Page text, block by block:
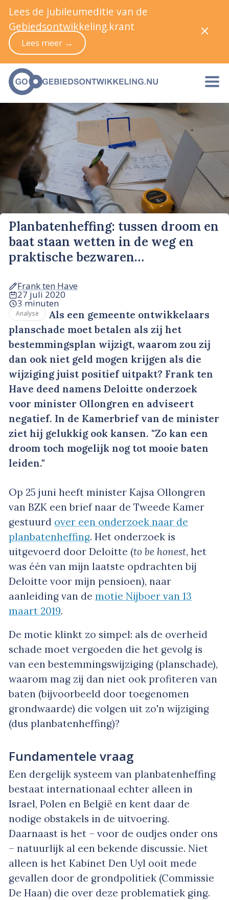
Planbatenheffing: tussen droom en
baat staan wetten in de weg en
praktische bezwaren…
Frank ten Have
27 juli 2020
3 minuten
Analyse
Als een gemeente ontwikkelaars
planschade moet betalen als zij het
bestemmingsplan wijzigt, waarom zou zij
dan ook niet geld mogen krijgen als die
wijziging juist positief uitpakt? Frank ten
Have deed namens Deloitte onderzoek
voor minister Ollongren en adviseert
negatief. In de Kamerbrief van de minister
ziet hij gelukkig ook kansen. "Zo kan een
droom toch mogelijk nog tot mooie baten
leiden."
Op 25 juni heeft minister Kajsa Ollongren
van BZK een brief naar de Tweede Kamer
gestuurd over een onderzoek naar de
planbatenheffing. Het onderzoek is
uitgevoerd door Deloitte (to be honest, het
was één van mijn laatste opdrachten bij
Deloitte voor mijn pensioen), naar
aanleiding van de motie Nijboer van 13
maart 2019.
De motie klinkt zo simpel: als de overheid
schade moet vergoeden die het gevolg is
van een bestemmingswijziging (planschade),
waarom mag zij dan niet ook profiteren van
baten (bijvoorbeeld door toegenomen
grondwaarde) die volgen uit zo'n wijziging
(dus planbatenheffing)?
Fundamentele vraag
Een dergelijk systeem van planbatenheffing
bestaat internationaal echter alleen in
Israel, Polen en België en kent daar de
nodige obstakels in de uitvoering.
Daarnaast is het – voor de oudjes onder ons
– natuurlijk al een bekende discussie. Niet
alleen is het Kabinet Den Uyl ooit mede
gevallen door de grondpolitiek (Commissie
De Haan) die over deze problematiek ging.
Lees de jubileumeditie van de
Gebiedsontwikkeling.krant
Lees meer →